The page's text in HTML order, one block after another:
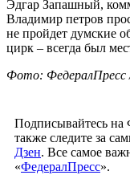
Эдгар Запашный,
Владимир петров
не пройдет думские
цирк – всегда был
Фото: ФедералПресс
Подписывайтесь на
также следите за
Дзен. Все самое
«ФедералПресс».